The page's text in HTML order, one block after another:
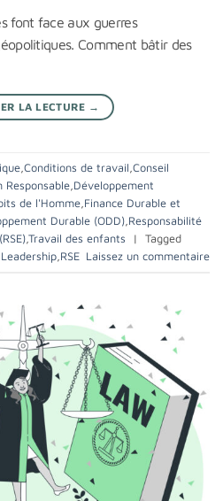
font face aux guerres
Comment bâtir des
LA LECTURE →
Conditions de travail Conseil
Responsable Développement
de l'Homme Finance Durable et
Durable (ODD) Responsabilité
Travail des enfants |
Tagged
Leadership RSE Laissez un commentaire